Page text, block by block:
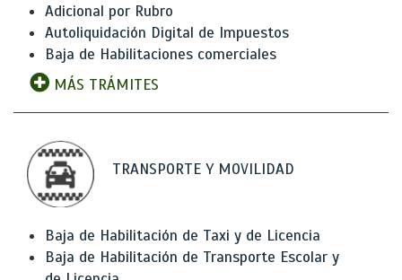
Adicional por Rubro
Autoliquidación Digital de Impuestos
Baja de Habilitaciones comerciales
MÁS TRÁMITES
TRANSPORTE Y MOVILIDAD
Baja de Habilitación de Taxi y de Licencia
Baja de Habilitación de Transporte Escolar y